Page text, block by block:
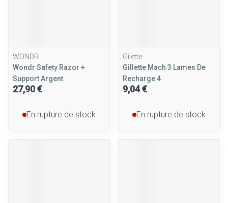
WONDR
Wondr Safety Razor +
Support Argent
27,90 €
En rupture de stock
Gilette
Gillette Mach 3 Lames De
Recharge 4
9,04 €
En rupture de stock